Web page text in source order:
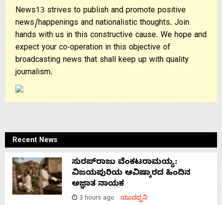
News13 strives to publish and promote positive
news/happenings and nationalistic thoughts. Join
hands with us in this constructive cause. We hope and
expect your co-operation in this objective of
broadcasting news that shall keep up with quality
journalism.
Recent News
ಸುರಪ್‌ರಾಜು ವೆಂಕಟರಾಮಯ್ಯ:
ವಿಜಯಪುರಿಯ ಆವಿಷ್ಕಾರದ ಹಿಂದಿನ
ಅಜ್ಞಾತ ನಾಯಕ
3 hours ago ಯುವಧ್ವನಿ